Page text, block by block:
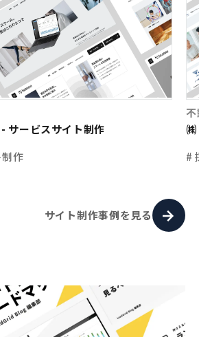
サービスサイト制作
作
#
サイト制作事例を見る